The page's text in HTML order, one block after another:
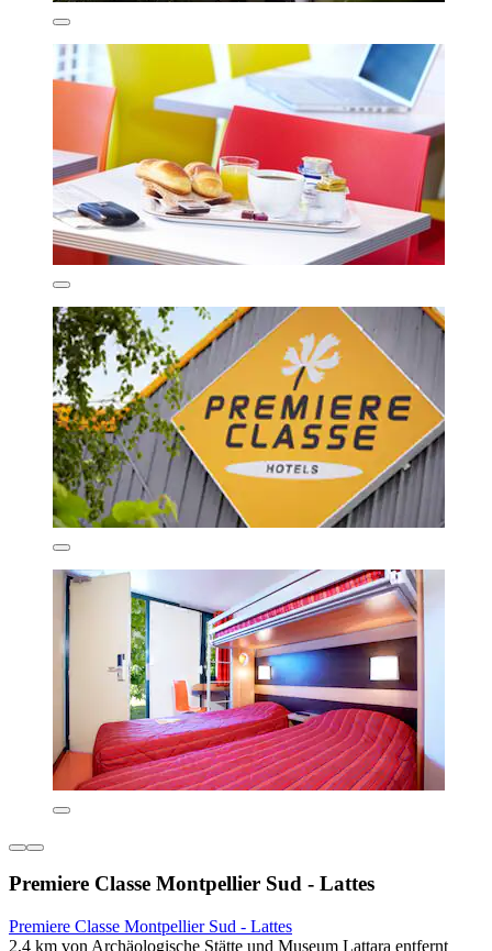
Premiere Classe Montpellier Sud - Lattes
Premiere Classe Montpellier Sud - Lattes
2,4 km von Archäologische Stätte und Museum Lattara entfernt